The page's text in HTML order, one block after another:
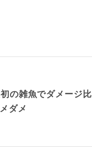
の雑魚でダメージ比
ダメ